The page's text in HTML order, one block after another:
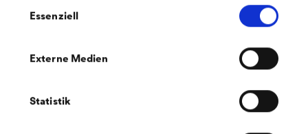
Essenziell
Externe Medien
Statistik
DELTA® -PLAN 1000 PLUS
mit hoher mechanischer Beanspruchung. Gitterverstärkt
mit einer Reißkraft von ca. 450 N/5 cm.